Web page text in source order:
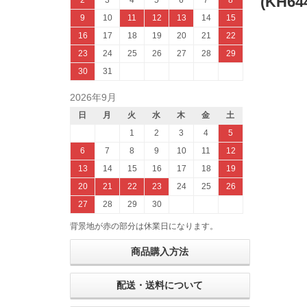
9
10 11 12 13 14
15
16
17 18 19 20 21
22
23
24 25 26 27 28
29
30
31
2026年9月
日 月 火 水 木 金
土
1
2 3 4
5
6
7 8 9 10 11
12
13
14 15 16 17 18
19
20
21 22 23 24 25
26
27
28 29 30
背景地が赤の部分は休業日になります。
商品購入方法
配送・送料について